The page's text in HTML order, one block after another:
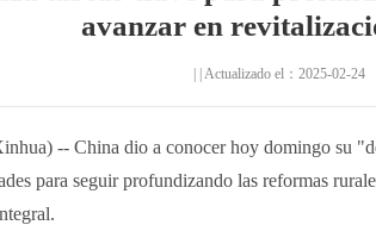
avanzar en
| | Actualizado el：2025-02-24
-- China dio a conocer hoy domingo su
para seguir profundizando las reformas